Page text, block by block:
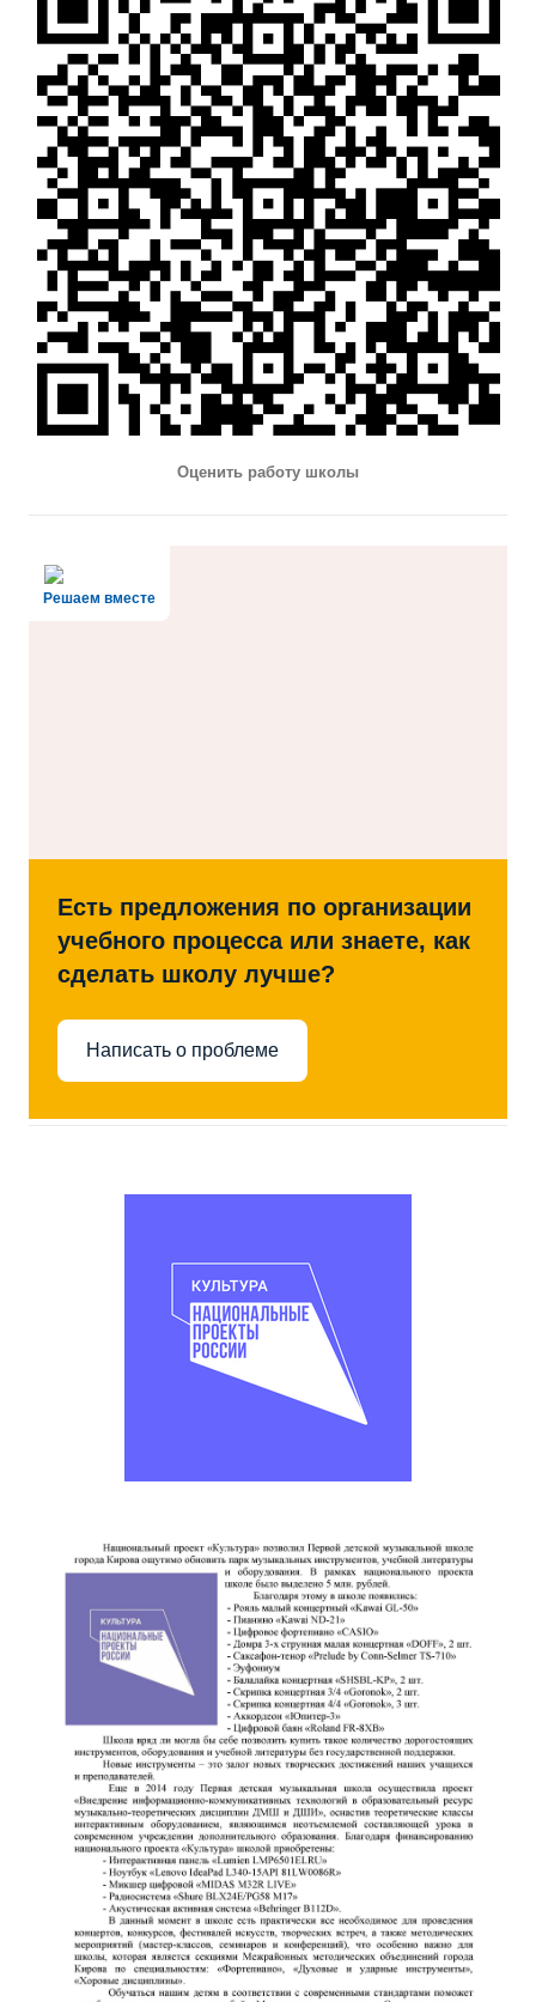
Оценить работу школы
Решаем вместе
Есть предложения по организации
учебного процесса или знаете, как
сделать школу лучше?
Написать о проблеме